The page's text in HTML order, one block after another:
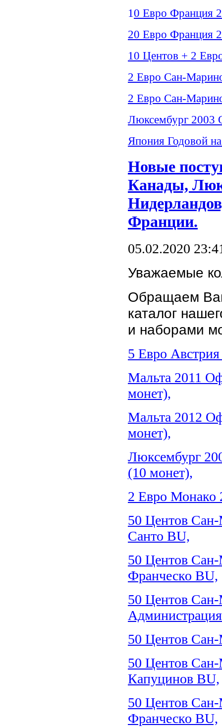
10 Евро Франция
20 Евро Франция
10 Центов + 2
2 Евро Сан-
2 Евро Сан-
Люксембург 2003
Япония Годовой
Новые
Канады,
Франции.
05.02.2020
Уважаемые
Обращаем
каталог
и наборами
5 Евро
Мальта 2011
монет),
Мальта 2012
монет),
Люксембург
(10 монет),
2 Евро Монако
50 Центов Сан-
Санто BU,
50 Центов
Франческо BU,
50 Центов Сан-
50 Центов
50 Центов
Капуцинов BU,
50 Центов Сан-
Франческо BU,